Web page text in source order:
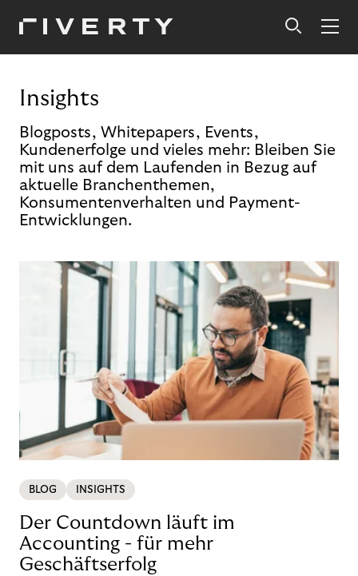
Insights
Blogposts, Whitepapers, Events,
Kundenerfolge und vieles mehr: Bleiben Sie
mit uns auf dem Laufenden in Bezug auf
aktuelle Branchenthemen,
Konsumentenverhalten und Payment-
Entwicklungen.
BLOG INSIGHTS
Der Countdown läuft im
Accounting - für mehr
Geschäftserfolg